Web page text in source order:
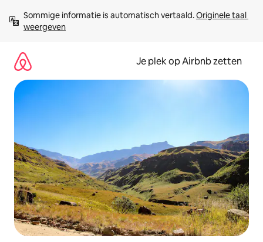
direct
naar
Sommige informatie is automatisch vertaald. Originele taal
weergeven
Je plek op Airbnb zetten